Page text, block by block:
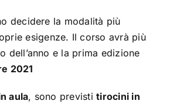
decidere la modalità più
esigenze. Il corso avrà più
dell’anno e la prima edizione
2021
aula, sono previstitirocini in